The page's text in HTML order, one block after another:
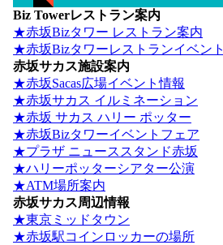
Biz Towerレストラン案内
★赤坂Bizタワー レストラン案内
★赤坂Bizタワーレストランイベント
赤坂サカス施設案内
★赤坂Sacas広場イベント情報
★赤坂サカス イルミネーション
★赤坂 サカス ハリー ポッター
★赤坂Bizタワーイベントフェア
★プラザ ニューススタンド赤坂
★ハリーポッターシアター公演
★ATM場所案内
赤坂サカス周辺情報
★東京ミッドタウン
★赤坂駅コインロッカーの場所